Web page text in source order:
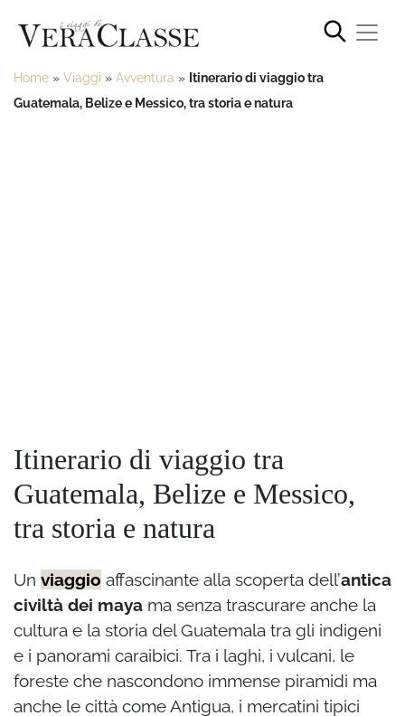
Home » Viaggi » Avventura » Itinerario di viaggio tra
Guatemala, Belize e Messico, tra storia e natura
Itinerario di viaggio tra
Guatemala, Belize e Messico,
tra storia e natura
Un viaggio affascinante alla scoperta dell’antica
civiltà dei maya ma senza trascurare anche la
cultura e la storia del Guatemala tra gli indigeni
e i panorami caraibici. Tra i laghi, i vulcani, le
foreste che nascondono immense piramidi ma
anche le città come Antigua, i mercatini tipici